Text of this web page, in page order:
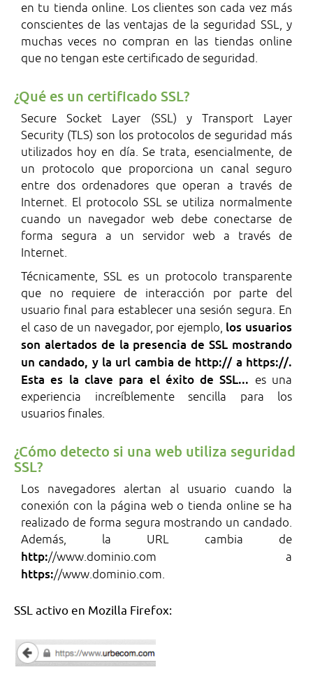
en tu tienda online. Los clientes son cada vez más
conscientes de las ventajas de la seguridad SSL, y
muchas veces no compran en las tiendas online
que no tengan este certificado de seguridad.
¿Qué es un certificado SSL?
Secure Socket Layer (SSL) y Transport Layer
Security (TLS) son los protocolos de seguridad más
utilizados hoy en día. Se trata, esencialmente, de
un protocolo que proporciona un canal seguro
entre dos ordenadores que operan a través de
Internet. El protocolo SSL se utiliza normalmente
cuando un navegador web debe conectarse de
forma segura a un servidor web a través de
Internet.
Técnicamente, SSL es un protocolo transparente
que no requiere de interacción por parte del
usuario final para establecer una sesión segura. En
el caso de un navegador, por ejemplo, los usuarios
son alertados de la presencia de SSL mostrando
un candado, y la url cambia de http:// a https://.
Esta es la clave para el éxito de SSL... es una
experiencia increíblemente sencilla para los
usuarios finales.
¿Cómo detecto si una web utiliza seguridad
SSL?
Los navegadores alertan al usuario cuando la
conexión con la página web o tienda online se ha
realizado de forma segura mostrando un candado.
Además, la URL cambia de
http://www.dominio.com a
https://www.dominio.com.
SSL activo en Mozilla Firefox: